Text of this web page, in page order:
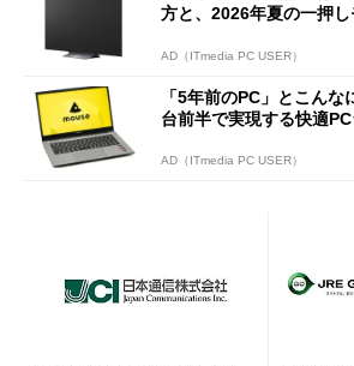
方と、2026年夏の一押
AD（ITmedia PC USER）
「5年前のPC」とこん
台前半で実現する快適
AD（ITmedia PC USER）